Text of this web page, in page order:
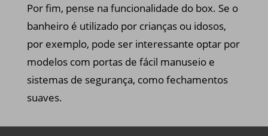
Por fim, pense na funcionalidade do box. Se o
banheiro é utilizado por crianças ou idosos,
por exemplo, pode ser interessante optar por
modelos com portas de fácil manuseio e
sistemas de segurança, como fechamentos
suaves.